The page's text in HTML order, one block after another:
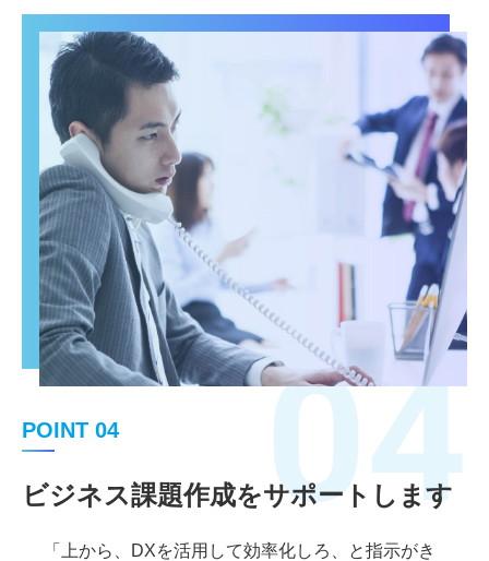
POINT 04
ビジネス課題作成をサポートします
04
「上から、DXを活用して効率化しろ、と指示がき